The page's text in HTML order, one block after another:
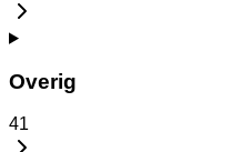
Overig
41